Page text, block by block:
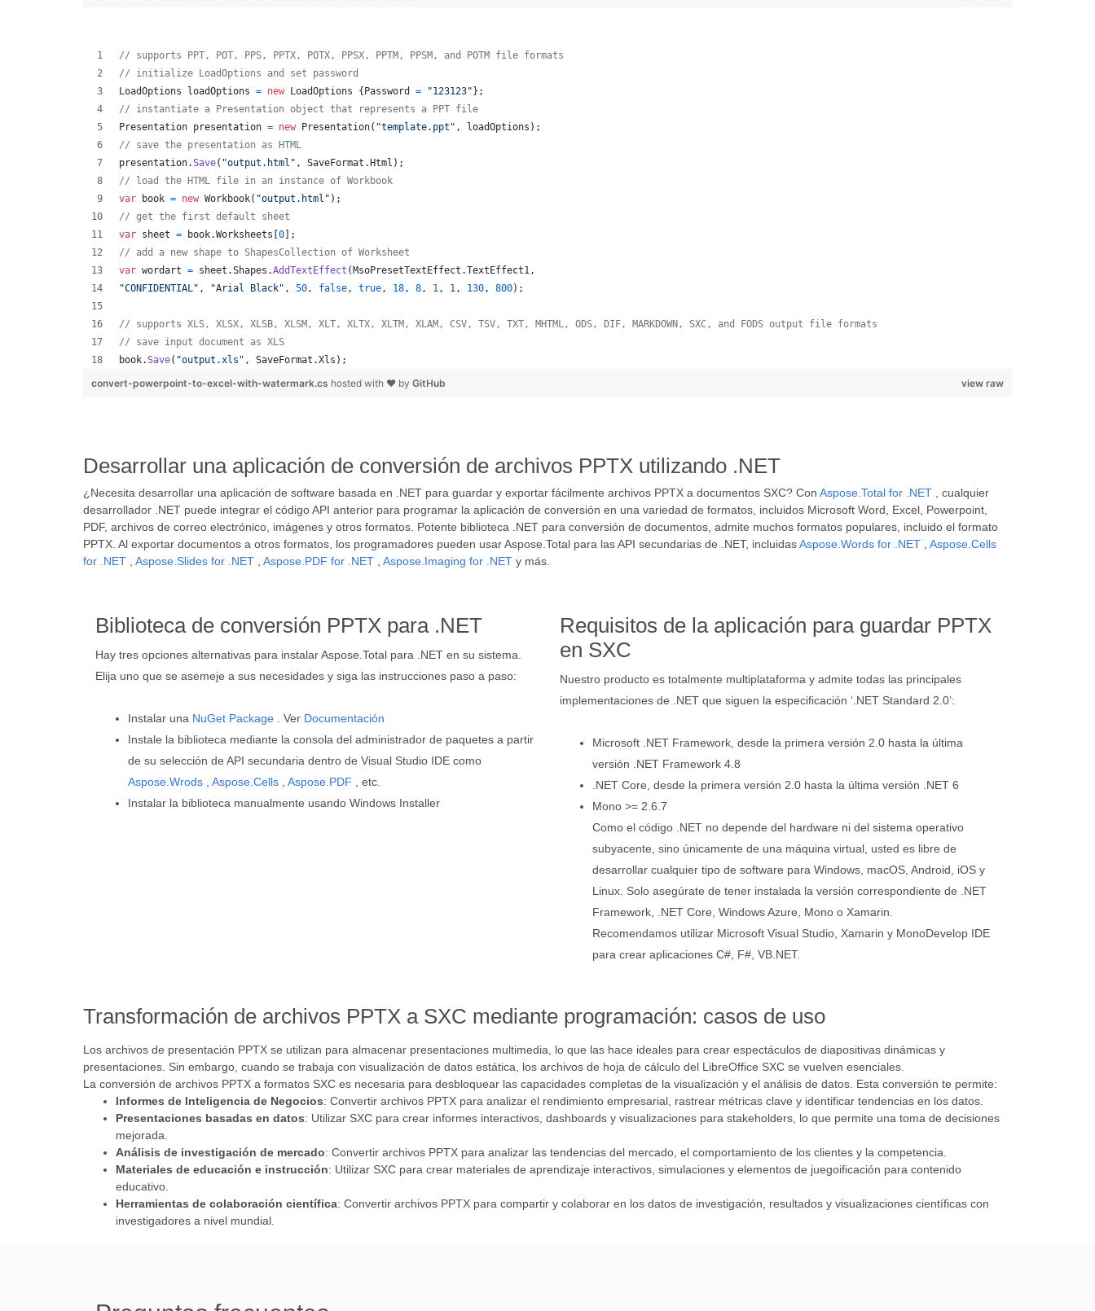
// supports PPT, POT, PPS, PPTX, POTX, PPSX, PPTM, PPSM, and POTM file formats
// initialize LoadOptions and set password
LoadOptions
loadOptions = new LoadOptions { Password = "123123" } ;
// instantiate a Presentation object that represents a PPT file
Presentation presentation = new Presentation( "template.ppt" , loadOptions ) ;
// save the presentation as HTML
presentation.Save( "output.html" , SaveFormat . Html ) ;
// load the HTML file in an instance of Workbook
var
book = new Workbook( "output.html" ) ;
// get the first default sheet
var sheet = book.Worksheets 0
;
// add a new shape to ShapesCollection of Worksheet
var wordart = sheet .Shapes .AddTextEffect ( MsoPresetTextEffect .TextEffect1,
"CONFIDENTIAL" , "Arial Black" , 50, false, true, 18, 8, 1, 1, 130, 800) ;
// supports XLS, XLSX, XLSB, XLSM, XLT, XLTX, XLTM, XLAM, CSV, TSV, TXT, MHTML, ODS, DIF, MARKDOWN, SXC, and FODS output file formats
// save input document as XLS
book.Save( "output.xls" , SaveFormat .Xls ) ;
view raw
convert-powerpoint-to-excel-with-watermark.cs hosted with ❤ by GitHub
Desarrollar una aplicación de conversión de archivos PPTX utilizando .NET
¿Necesita desarrollar una aplicación de software basada en .NET para guardar y exportar fácilmente archivos PPTX a documentos SXC? Con Aspose.Total for .NET , cualquier
desarrollador .NET puede integrar el código API anterior para programar la aplicación de conversión en una variedad de formatos, incluidos Microsoft Word, Excel, Powerpoint,
PDF, archivos de correo electrónico, imágenes y otros formatos. Potente biblioteca .NET para conversión de documentos, admite muchos formatos populares, incluido el formato
PPTX. Al exportar documentos a otros formatos, los programadores pueden usar Aspose.Total para las API secundarias de .NET, incluidasAspose.Words for .NET
Aspose.Cells
for .NET
Aspose.Slides for .NET Aspose.PDF for .NET Aspose.Imaging for .NET y más.
Biblioteca de conversión PPTX para .NET
Hay tres opciones alternativas para instalar Aspose.Total para .NET en su sistema.
Elija uno que se asemeje a sus necesidades y siga las instrucciones paso a paso:
Instalar una NuGet Package . Ver Documentación
Instale la biblioteca mediante la consola del administrador de paquetes a partir
de su selección de API secundaria dentro de Visual Studio IDE como
Aspose.Wrods
Aspose.Cells Aspose.PDF , etc.
Instalar la biblioteca manualmente usando Windows Installer
Requisitos de la aplicación para guardar PPTX
en SXC
Nuestro producto es totalmente multiplataforma y admite todas las principales
implementaciones de .NET que siguen la especificación ‘.NET Standard 2.0’:
Microsoft .NET Framework, desde la primera versión 2.0 hasta la última
versión .NET Framework 4.8
.NET Core, desde la primera versión 2.0 hasta la última versión .NET 6
Mono >= 2.6.7
Como el código .NET no depende del hardware ni del sistema operativo
subyacente, sino únicamente de una máquina virtual, usted es libre de
desarrollar cualquier tipo de software para Windows, macOS, Android, iOS y
Linux. Solo asegúrate de tener instalada la versión correspondiente de .NET
Framework, .NET Core, Windows Azure, Mono o Xamarin.
Recomendamos utilizar Microsoft Visual Studio, Xamarin y MonoDevelop IDE
para crear aplicaciones C#, F#, VB.NET.
Transformación de archivos PPTX a SXC mediante programación: casos de uso
Los archivos de presentación PPTX se utilizan para almacenar presentaciones multimedia, lo que las hace ideales para crear espectáculos de diapositivas dinámicas y
presentaciones. Sin embargo, cuando se trabaja con visualización de datos estática, los archivos de hoja de cálculo del LibreOffice SXC se vuelven esenciales.
La conversión de archivos PPTX a formatos SXC es necesaria para desbloquear las capacidades completas de la visualización y el análisis de datos. Esta conversión te permite:
Informes de Inteligencia de Negocios: Convertir archivos PPTX para analizar el rendimiento empresarial, rastrear métricas clave y identificar tendencias en los datos.
Presentaciones basadas en datos: Utilizar SXC para crear informes interactivos, dashboards y visualizaciones para stakeholders, lo que permite una toma de decisiones
mejorada.
Análisis de investigación de mercado: Convertir archivos PPTX para analizar las tendencias del mercado, el comportamiento de los clientes y la competencia.
Materiales de educación e instrucción: Utilizar SXC para crear materiales de aprendizaje interactivos, simulaciones y elementos de juegoificación para contenido
educativo.
Herramientas de colaboración científica: Convertir archivos PPTX para compartir y colaborar en los datos de investigación, resultados y visualizaciones científicas con
investigadores a nivel mundial.